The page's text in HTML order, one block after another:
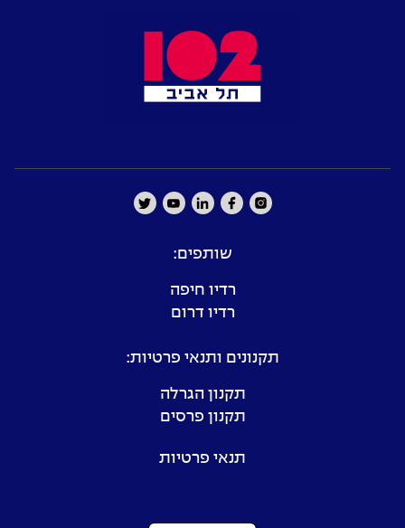
שותפים:
רדיו חיפה
רדיו דרום
תקנונים ותנאי פרטיות:
תקנון הגרלה
תקנון פרסים
תנאי פרטיות